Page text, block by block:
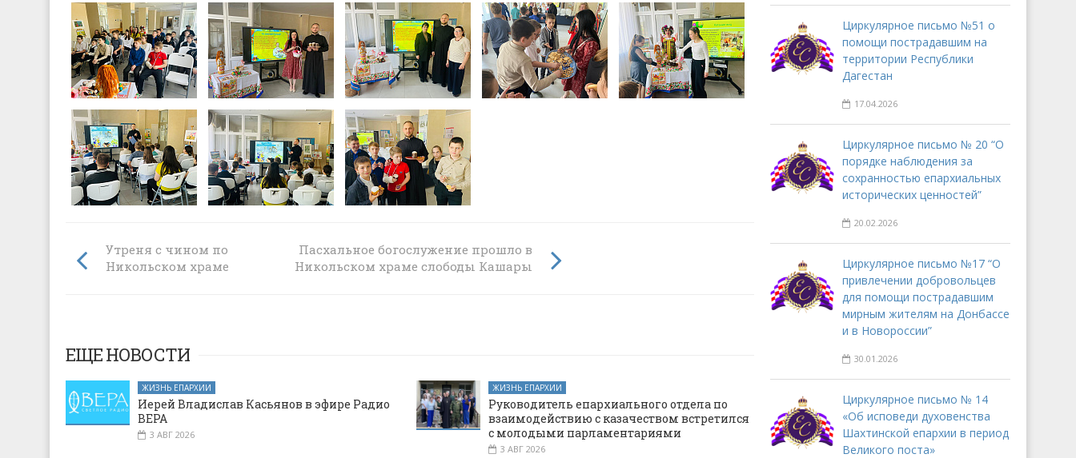
Утреня с чином погребения Плащаницы в
Никольском храме слободы Кашары
Пасхальное богослужение прошло в
Никольском храме слободы Кашары
ЕЩЕ НОВОСТИ
ЖИЗНЬ ЕПАРХИИ
Иерей Владислав Касьянов в эфире Радио
ВЕРА
3 АВГ 2026
ЖИЗНЬ ЕПАРХИИ
Руководитель епархиального отдела по
взаимодействию с казачеством встретился
с молодыми парламентариями
3 АВГ 2026
Циркулярное письмо №51 о
помощи пострадавшим на
территории Республики
Дагестан
17.04.2026
Циркулярное письмо № 20 “О
порядке наблюдения за
сохранностью епархиальных
исторических ценностей”
20.02.2026
Циркулярное письмо №17 “О
привлечении добровольцев
для помощи пострадавшим
мирным жителям на Донбассе
и в Новороссии”
30.01.2026
Циркулярное письмо № 14
«Об исповеди духовенства
Шахтинской епархии в период
Великого поста»